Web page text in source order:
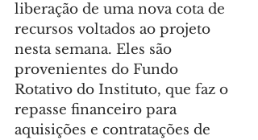
liberação de uma nova cota de
recursos voltados ao projeto
nesta semana. Eles são
provenientes do Fundo
Rotativo do Instituto, que faz o
repasse financeiro para
aquisições e contratações de